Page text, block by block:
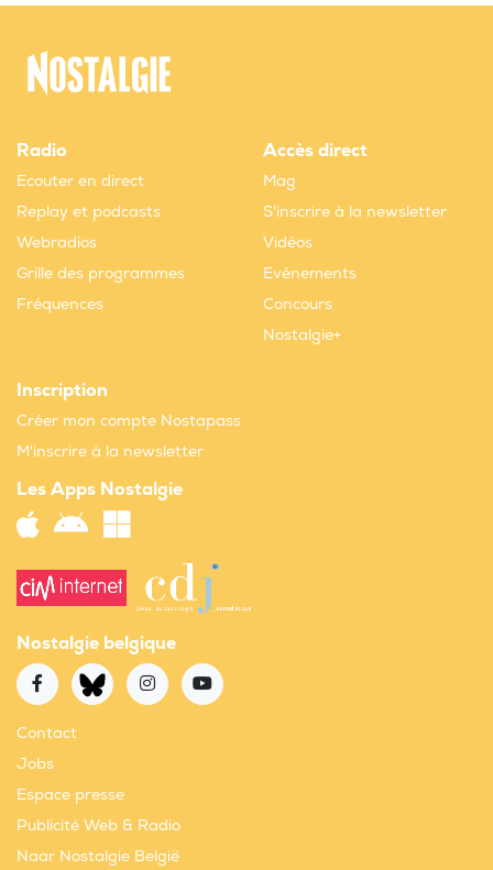
Radio
Ecouter en direct
Replay et podcasts
Webradios
Grille des programmes
Fréquences
Accès direct
Mag
S'inscrire à la newsletter
Vidéos
Evènements
Concours
Nostalgie+
Inscription
Créer mon compte Nostapass
M'inscrire à la newsletter
Les Apps Nostalgie
Nostalgie belgique
Contact
Jobs
Espace presse
Publicité Web & Radio
Naar Nostalgie België